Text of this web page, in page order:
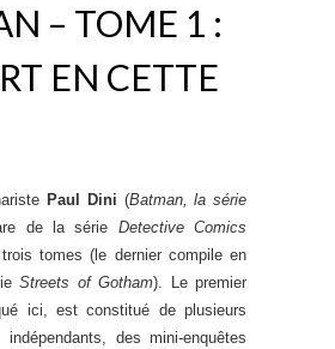
– TOME 1 :
EN CETTE
Paul Dini (Batman, la série
de la série Detective Comics
tomes (le dernier compile en
Streets of Gotham). Le premier
ici, est constitué de plusieurs
des mini-enquêtes